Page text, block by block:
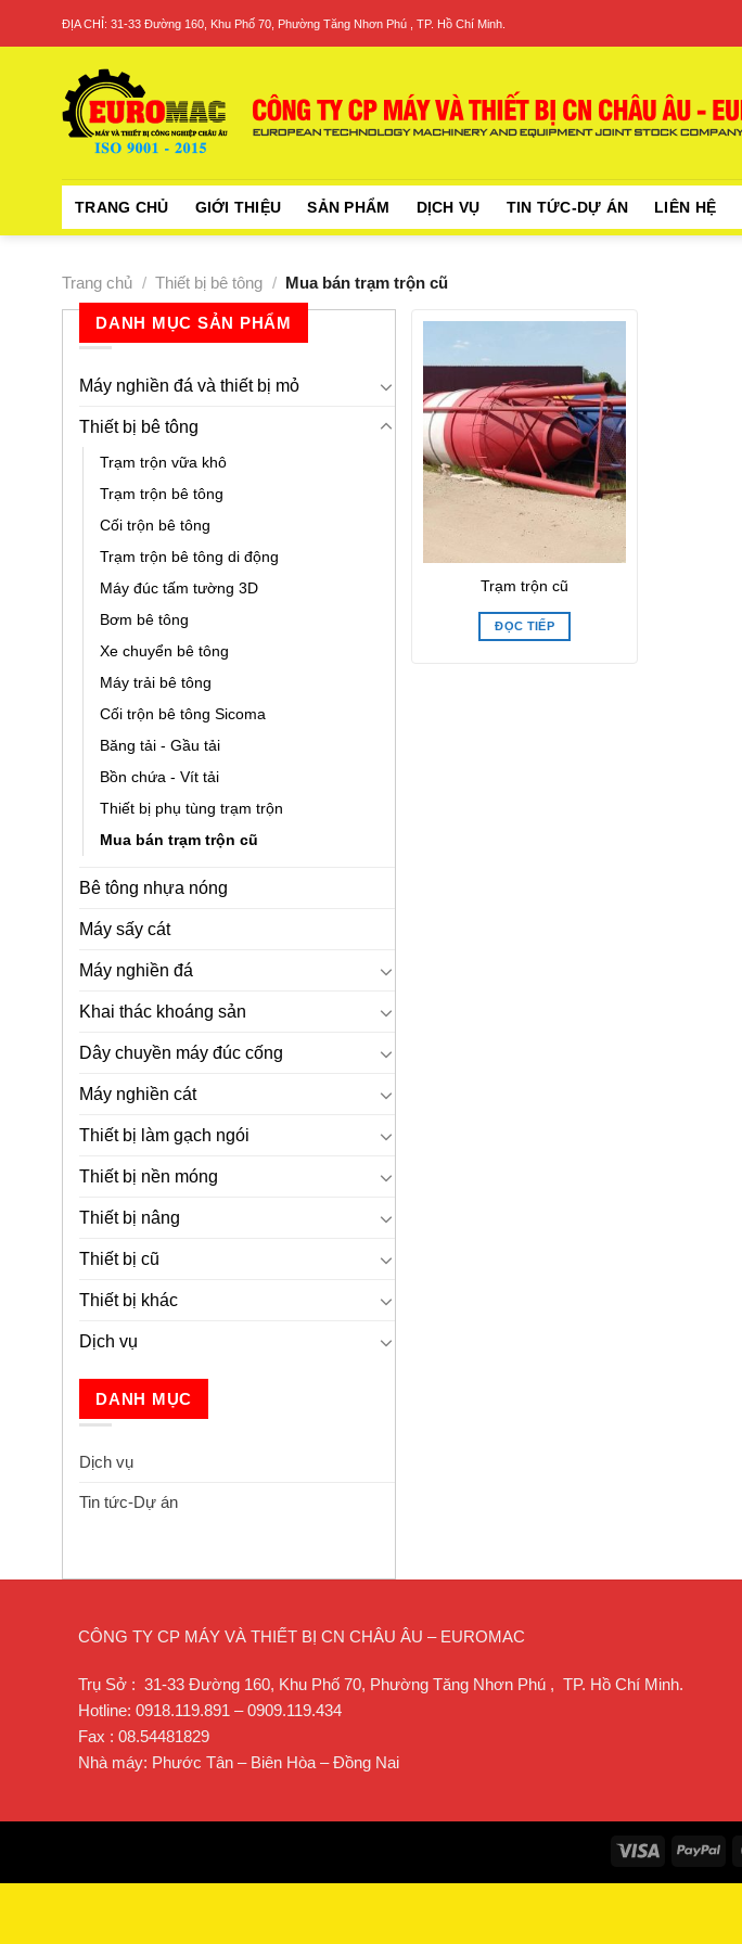
ĐỊA CHỈ: 31-33 Đường 160, Khu Phố 70, Phường Tăng Nhơn Phú , TP. Hồ Chí Minh.
TRANG CHỦ GIỚI THIỆU SẢN PHẨM DỊCH VỤ TIN TỨC-DỰ ÁN LIÊN HỆ
Trang chủ / Thiết bị bê tông / Mua bán trạm trộn cũ
DANH MỤC SẢN PHẨM
Máy nghiền đá và thiết bị mỏ
Thiết bị bê tông
Trạm trộn vữa khô
Trạm trộn bê tông
Cối trộn bê tông
Trạm trộn bê tông di động
Máy đúc tấm tường 3D
Bơm bê tông
Xe chuyển bê tông
Máy trải bê tông
Cối trộn bê tông Sicoma
Băng tải - Gầu tải
Bồn chứa - Vít tải
Thiết bị phụ tùng trạm trộn
Mua bán trạm trộn cũ
Bê tông nhựa nóng
Máy sấy cát
Máy nghiền đá
Khai thác khoáng sản
Dây chuyền máy đúc cống
Máy nghiền cát
Thiết bị làm gạch ngói
Thiết bị nền móng
Thiết bị nâng
Thiết bị cũ
Thiết bị khác
Dịch vụ
DANH MỤC
Dịch vụ
Tin tức-Dự án
Trạm trộn cũ
ĐỌC TIẾP
CÔNG TY CP MÁY VÀ THIẾT BỊ CN CHÂU ÂU – EUROMAC
Trụ Sở : 31-33 Đường 160, Khu Phố 70, Phường Tăng Nhơn Phú , TP. Hồ Chí Minh.
Hotline: 0918.119.891 – 0909.119.434
Fax : 08.54481829
Nhà máy: Phước Tân – Biên Hòa – Đồng Nai